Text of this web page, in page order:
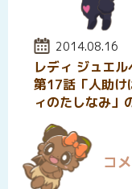
投稿日:
2014.08.16
レディ ジュエル
第17話「人助け
ィのたしなみ」
コ